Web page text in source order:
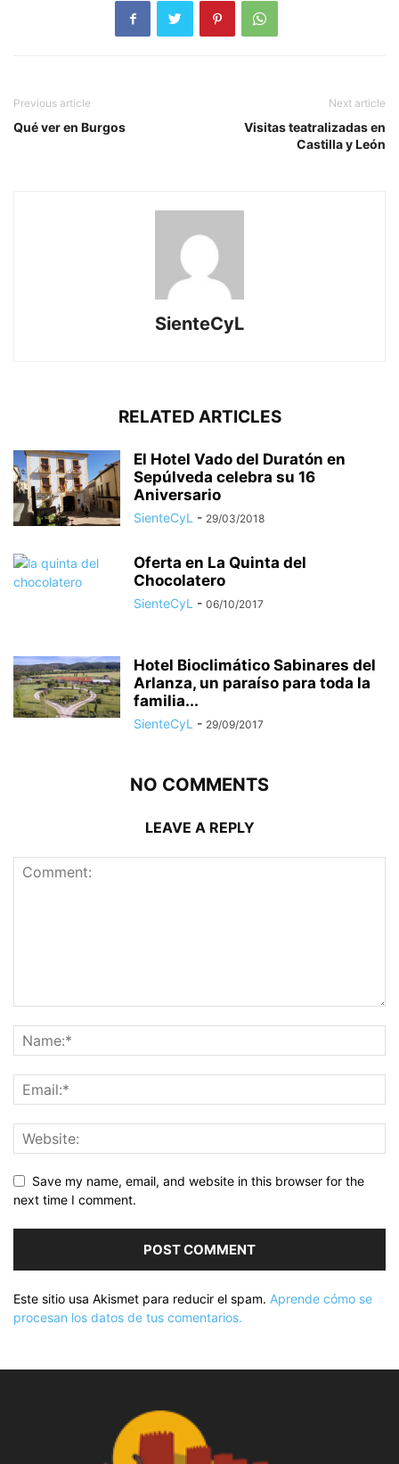
Previous article
Qué ver en Burgos
Next article
Visitas teatralizadas en
Castilla y León
SienteCyL
RELATED ARTICLES
El Hotel Vado del Duratón en
Sepúlveda celebra su 16
Aniversario
SienteCyL - 29/03/2018
Oferta en La Quinta del
Chocolatero
SienteCyL - 06/10/2017
Hotel Bioclimático Sabinares del
Arlanza, un paraíso para toda la
familia...
SienteCyL - 29/09/2017
NO COMMENTS
LEAVE A REPLY
Save my name, email, and website in this browser for the
next time I comment.
Este sitio usa Akismet para reducir el spam. Aprende cómo se
procesan los datos de tus comentarios.